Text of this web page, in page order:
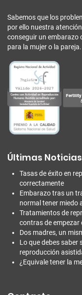
Sabemos que los
por ello nuestra
conseguir un embarazo
para la mujer o la pareja.
Últimas Noticias
Tasas de éxito en
correctamente
Embarazo tras un
normal tener miedo
Tratamientos de
contras de empezar
Dos madres, un
Lo que debes saber
reproducción
¿Equivale tener la